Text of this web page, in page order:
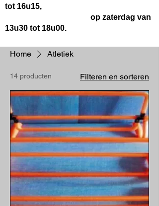
tot 16u15,
op zaterdag van
13u30 tot 18u00.
Home Atletiek
14 producten Filteren en sorteren